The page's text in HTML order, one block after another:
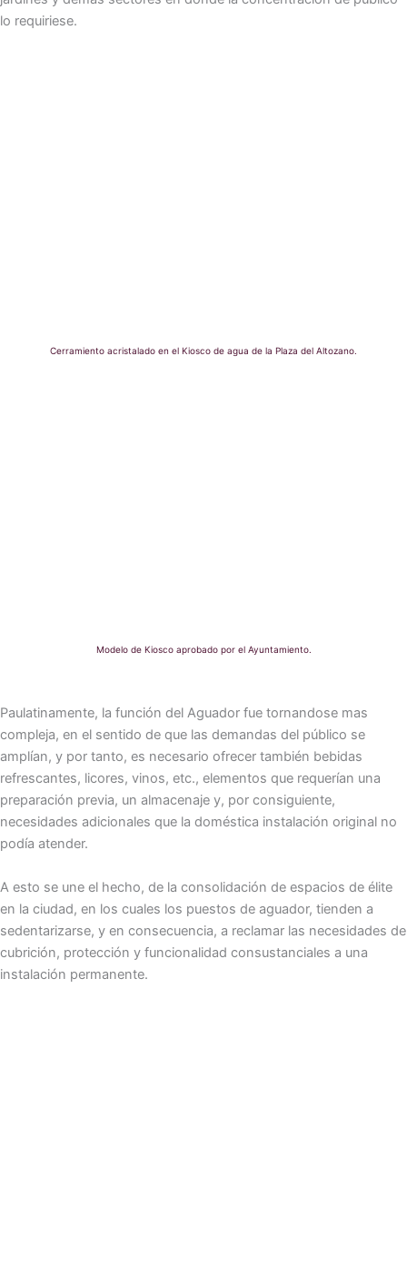
lo requiriese.
Cerramiento acristalado en el Kiosco de agua de la Plaza del Altozano.
Modelo de Kiosco aprobado por el Ayuntamiento.
Paulatinamente, la función del Aguador fue tornandose mas
compleja, en el sentido de que las demandas del público se
amplían, y por tanto, es necesario ofrecer también bebidas
refrescantes, licores, vinos, etc., elementos que requerían una
preparación previa, un almacenaje y, por consiguiente,
necesidades adicionales que la doméstica instalación original no
podía atender.
A esto se une el hecho, de la consolidación de espacios de élite
en la ciudad, en los cuales los puestos de aguador, tienden a
sedentarizarse, y en consecuencia, a reclamar las necesidades de
cubrición, protección y funcionalidad consustanciales a una
instalación permanente.